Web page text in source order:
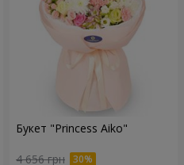
Букет "Princess Aiko"
4 656 грн